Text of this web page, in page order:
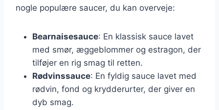
nogle populære saucer, du kan overveje:
Bearnaisesauce: En klassisk sauce lavet
med smør, æggeblommer og estragon, der
tilføjer en rig smag til retten.
Rødvinssauce: En fyldig sauce lavet med
rødvin, fond og krydderurter, der giver en
dyb smag.